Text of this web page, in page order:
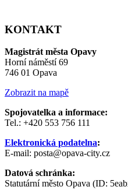
KONTAKT
Magistrát města Opavy
Horní náměstí 69
746 01 Opava
Zobrazit na mapě
Spojovatelka a informace:
Tel.: +420 553 756 111
Elektronická podatelna:
E-mail: posta@opava-city.cz
Datová schránka:
Statutární město Opava (ID: